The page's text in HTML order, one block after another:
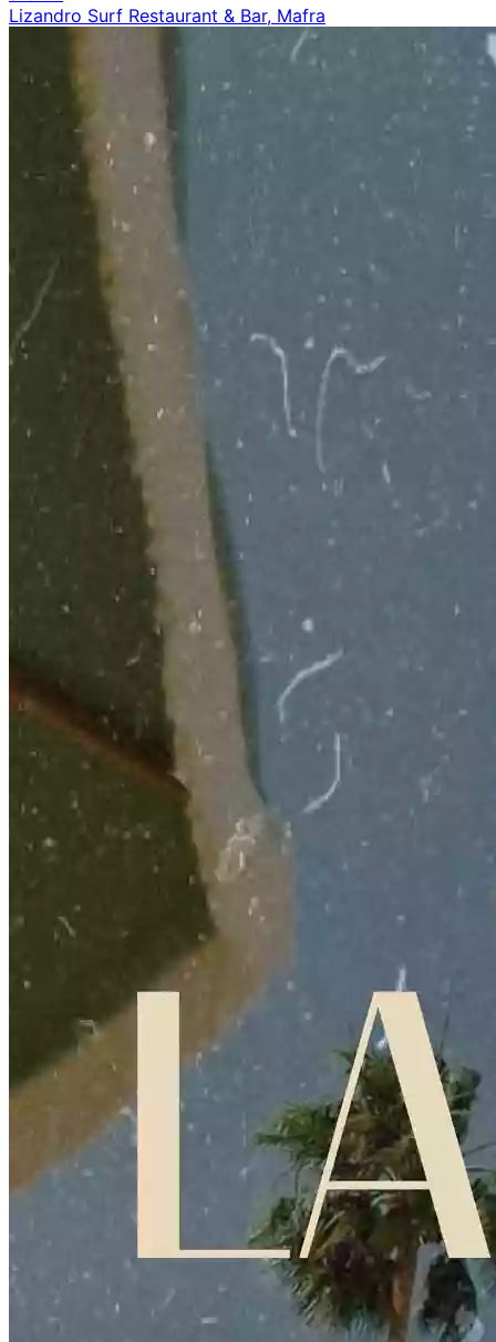
Lizandro Surf Restaurant & Bar, Mafra